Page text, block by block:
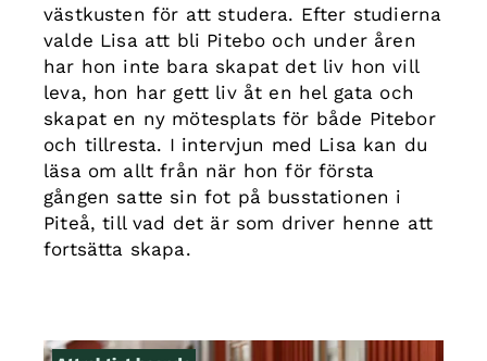
västkusten för att studera. Efter studierna
valde Lisa att bli Pitebo och under åren
har hon inte bara skapat det liv hon vill
leva, hon har gett liv åt en hel gata och
skapat en ny mötesplats för både Pitebor
och tillresta. I intervjun med Lisa kan du
läsa om allt från när hon för första
gången satte sin fot på busstationen i
Piteå, till vad det är som driver henne att
fortsätta skapa.